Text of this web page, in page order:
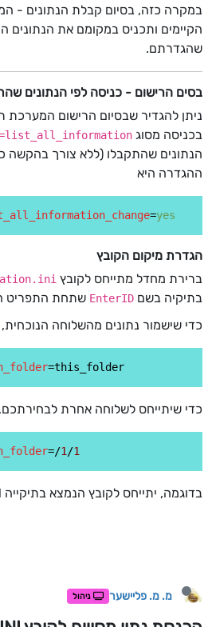
במקרה כזה, בסיום קבלת הנתונים -
הקיימים ותכניס במקומם את
שהגדרתם.
בסים הרישום - כניסה לפי הנתונים
ניתן להגדיר שבסיום הרישום
בכניסה מסוג
הנתונים שהתקבלו (ללא צורך
ההגדרה היא
=yes
הגדרת מיקום הקובץ
ברירת מחדל מתייחס לקובץ
בתיקיה בשם EnterID שתחת התפריט
כדי שישמור נתונים מהשלוחה
כדי שיתייחס לשלוחה אחרת
=/1/1
בדוגמה, יתייחס לקובץ הנמצא בתיקייה 1/1 מהתפריט הראשי
מ. מ. פליישער ניהול